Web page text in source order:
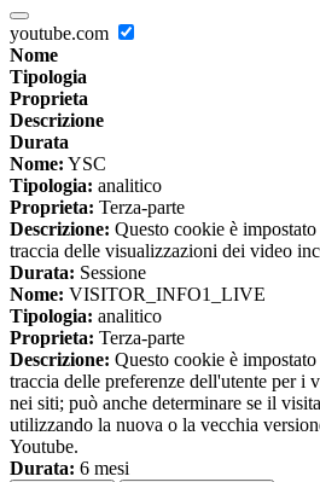
youtube.com
Nome
Tipologia
Proprieta
Descrizione
Durata
Nome: YSC
Tipologia: analitico
Proprieta: Terza-parte
Descrizione: Questo cookie è
traccia delle visualizzazioni dei video
Durata: Sessione
Nome: VISITOR_INFO1_LIVE
Tipologia: analitico
Proprieta: Terza-parte
Descrizione: Questo cookie è
traccia delle preferenze dell'utente per i
nei siti; può anche determinare se il
utilizzando la nuova o la vecchia
Youtube.
Durata: 6 mesi